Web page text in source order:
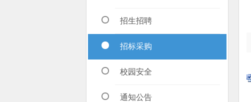
招生招聘
招标采购
校园安全
通知公告